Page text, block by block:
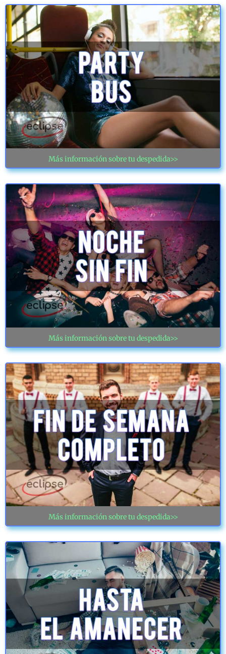
Más información sobre tu despedida>>
Más información sobre tu despedida>>
Más información sobre tu despedida>>